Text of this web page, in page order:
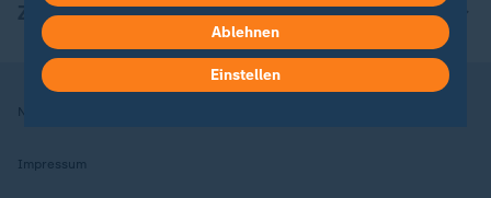
ZDFheute Apps
Nutzungsbedingungen
Impressum
Hier findest du das Impressum.
Weitere Informationen findest du in unserer
Datenschutzerklärung.
Ablehnen
Einstellen